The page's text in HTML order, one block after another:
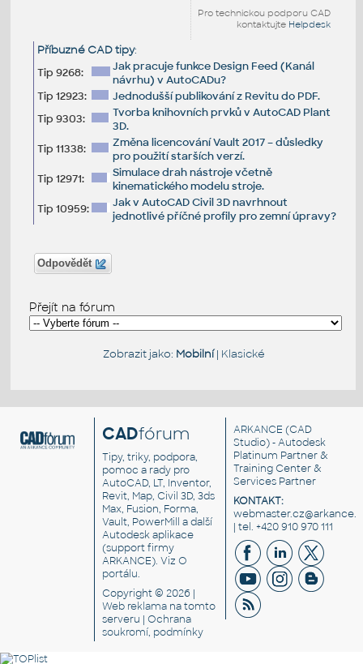
Pro technickou podporu CAD
kontaktujte Helpdesk
Příbuzné CAD tipy:
Tip 9268:
Jak pracuje funkce Design Feed (Kanál
návrhu) v AutoCADu?
Tip 12923:
Jednodušší publikování z Revitu do PDF.
Tip 9303:
Tvorba knihovních prvků v AutoCAD Plant
3D.
Tip 11338:
Změna licencování Vault 2017 – důsledky
pro použití starších verzí.
Tip 12971:
Simulace drah nástroje včetně
kinematického modelu stroje.
Tip 10959:
Jak v AutoCAD Civil 3D navrhnout
jednotlivé příčné profily pro zemní úpravy?
Odpovědět
Přejít na fórum
Zobrazit jako: Mobilní| Klasické
CADfórum
Tipy, triky, podpora,
pomoc a rady pro
AutoCAD, LT, Inventor,
Revit, Map, Civil 3D, 3ds
Max, Fusion, Forma,
Vault, PowerMill a další
Autodesk aplikace
(support firmy
ARKANCE). VizO
portálu.
Copyright © 2026 |
Web reklama na tomto
serveru |Ochrana
soukromí, podmínky
ARKANCE (CAD
Studio) - Autodesk
Platinum Partner &
Training Center &
Services Partner
KONTAKT:
| tel. +420 910 970 111